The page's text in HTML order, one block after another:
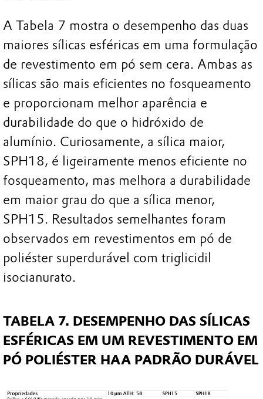
A Tabela 7 mostra o desempenho das duas
maiores sílicas esféricas em uma formulação
de revestimento em pó sem cera. Ambas as
sílicas são mais eficientes no fosqueamento
e proporcionam melhor aparência e
durabilidade do que o hidróxido de
alumínio. Curiosamente, a sílica maior,
SPH18, é ligeiramente menos eficiente no
fosqueamento, mas melhora a durabilidade
em maior grau do que a sílica menor,
SPH15. Resultados semelhantes foram
observados em revestimentos em pó de
poliéster superdurável com triglicidil
isocianurato.
TABELA 7. DESEMPENHO DAS SÍLICAS
ESFÉRICAS EM UM REVESTIMENTO EM
PÓ POLIÉSTER HAA PADRÃO DURÁVEL